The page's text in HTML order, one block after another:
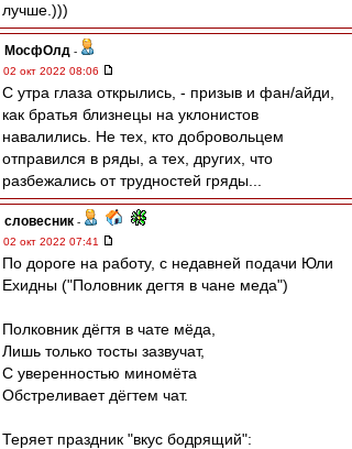
лучше.)))
МосфОлд -
02 окт 2022 08:06
С утра глаза открылись, - призыв и фан/айди,
как братья близнецы на уклонистов
навалились. Не тех, кто добровольцем
отправился в ряды, а тех, других, что
разбежались от трудностей гряды...
словесник -
02 окт 2022 07:41
По дороге на работу, с недавней подачи Юли
Ехидны ("Половник дегтя в чане меда")
Полковник дёгтя в чате мёда,
Лишь только тосты зазвучат,
С уверенностью миномёта
Обстреливает дёгтем чат.
Теряет праздник "вкус бодрящий":